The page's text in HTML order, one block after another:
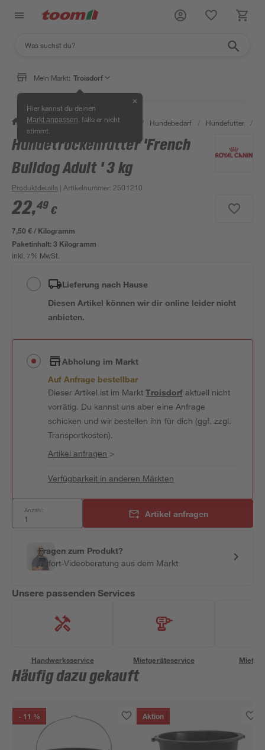
Mein Markt: Troisdorf
Hier kannst du deinen
Markt anpassen , falls er nicht
stimmt.
✕
/ Garten & Freizeit / Tierbedarf / Hundebedarf / Hundefutter /
Hundetrockenfutter 'French
Bulldog Adult ' 3 kg
Produktdetails | Artikelnummer: 2501210
22,49 €
7,50 € / Kilogramm
Paketinhalt:3 Kilogramm
inkl. 7% MwSt.
Lieferung nach Hause
Diesen Artikel können wir dir online leider nicht
anbieten.
Abholung im Markt
Auf Anfrage bestellbar
Dieser Artikel ist im MarktTroisdorfaktuell nicht
vorrätig. Du kannst uns aber eine Anfrage
schicken und wir bestellen ihn für dich (ggf. zzgl.
Transportkosten).
Artikel anfragen >
Verfügbarkeit in anderen Märkten
Anzahl: Artikel anfragen
Fragen zum Produkt?
Sofort-Videoberatung aus dem Markt
Unsere passenden Services
Handwerksservice Mietgeräteservice
Häufig dazu gekauft
- 11 % Aktion